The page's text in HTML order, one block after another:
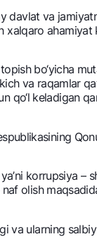
pay
hisobvarag‘i
mobil ilovasi
davlat va
xalqaro
bo‘yicha
va raqamlar
qo‘l kеladigan
korrupsiya –
olish
va ularning